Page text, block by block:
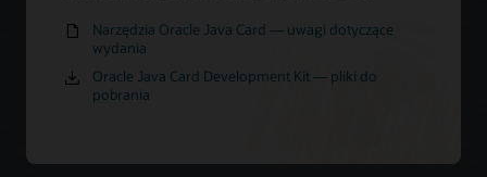
Narzędzia Oracle Java Card — uwagi dotyczące
wydania
Oracle Java Card Development Kit — pliki do
pobrania